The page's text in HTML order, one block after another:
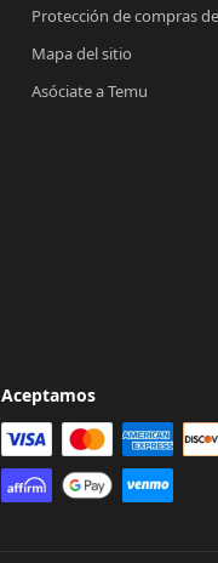
Protección de compras
Mapa del sitio
Asóciate a Temu
Aceptamos